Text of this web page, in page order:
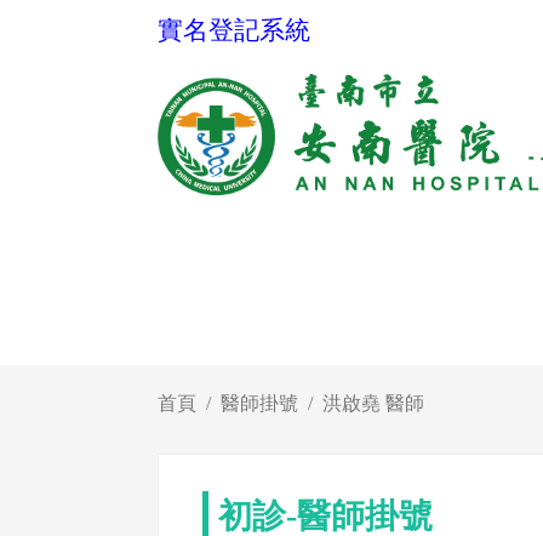
實名登記系統
首頁 醫師掛號 洪啟堯 醫師
初診-醫師掛號